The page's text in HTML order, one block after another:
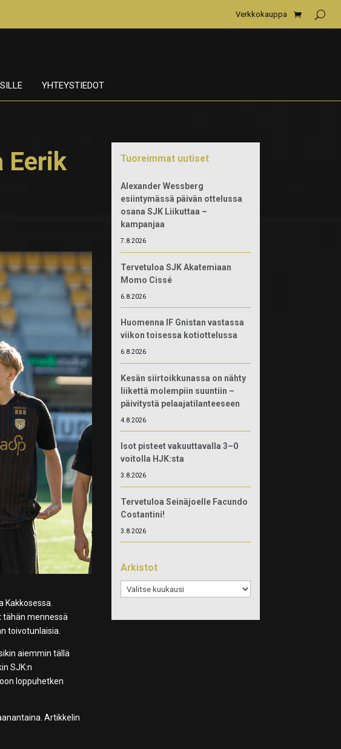
Verkkokauppa
YHTEYSTIEDOT
Eerik
Kakkosessa.
tähän mennessä
toivotunlaisia.
aiemmin tällä
SJK:n
loppuhetken
Artikkelin
Tuoreimmat uutiset
Alexander Wessberg
esiintymässä päivän ottelussa
osana SJK Liikuttaa –
kampanjaa
7.8.2026
Tervetuloa SJK Akatemiaan
Momo Cissé
6.8.2026
Huomenna IF Gnistan vastassa
viikon toisessa kotiottelussa
6.8.2026
Kesän siirtoikkunassa on nähty
liikettä molempiin suuntiin –
päivitystä pelaajatilanteeseen
4.8.2026
Isot pisteet vakuuttavalla 3–0
voitolla HJK:sta
3.8.2026
Tervetuloa Seinäjoelle Facundo
Costantini!
3.8.2026
Arkistot
Arkistot